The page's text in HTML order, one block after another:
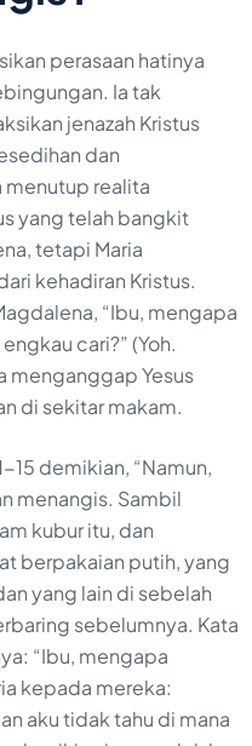
perasaan hatinya
Ia tak
jenazah Kristus
dan
menutup realita
yang telah bangkit
tetapi Maria
kehadiran Kristus.
“Ibu, mengapa
cari?” (Yoh.
menganggap Yesus
di sekitar makam.
15 demikian, “Namun,
menangis. Sambil
kubur itu, dan
berpakaian putih, yang
yang lain di sebelah
sebelumnya. Kata
“Ibu, mengapa
kepada mereka:
aku tidak tahu di mana